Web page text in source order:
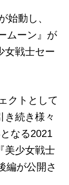
始動し、
ムーン』が
女戦士セー
クトとして
き続き様々
なる2021
美少女戦士
編が公開さ